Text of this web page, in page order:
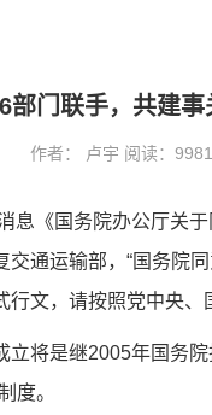
部门联手，共建
作者： 卢宇 阅读：
息《国务院办公厅关
通运输部，“国务院
文，请按照党中央
立将是继2005年国务
度。